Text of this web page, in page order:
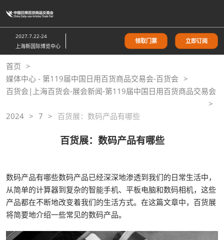
接
跳
至
内
容
2027.7.22-24
上海新国际博览中心
领取门票 立即订阅
首页
媒体中心 - 第119届中国日用百货商品交易会-百货会
百货会|上海百货会-展会新闻-第119届中国日用百货商品交易会
2024 7 百货展：数码产品有哪些
百货展：数码产品有哪些
数码产品有哪些数码产品已经深深地渗透到我们的日常生活中，
从简单的计算器到复杂的智能手机、平板电脑和数码相机，这些
产品都在不断地改变着我们的生活方式。在这篇文章中，百货展
将简要地介绍一些常见的数码产品。